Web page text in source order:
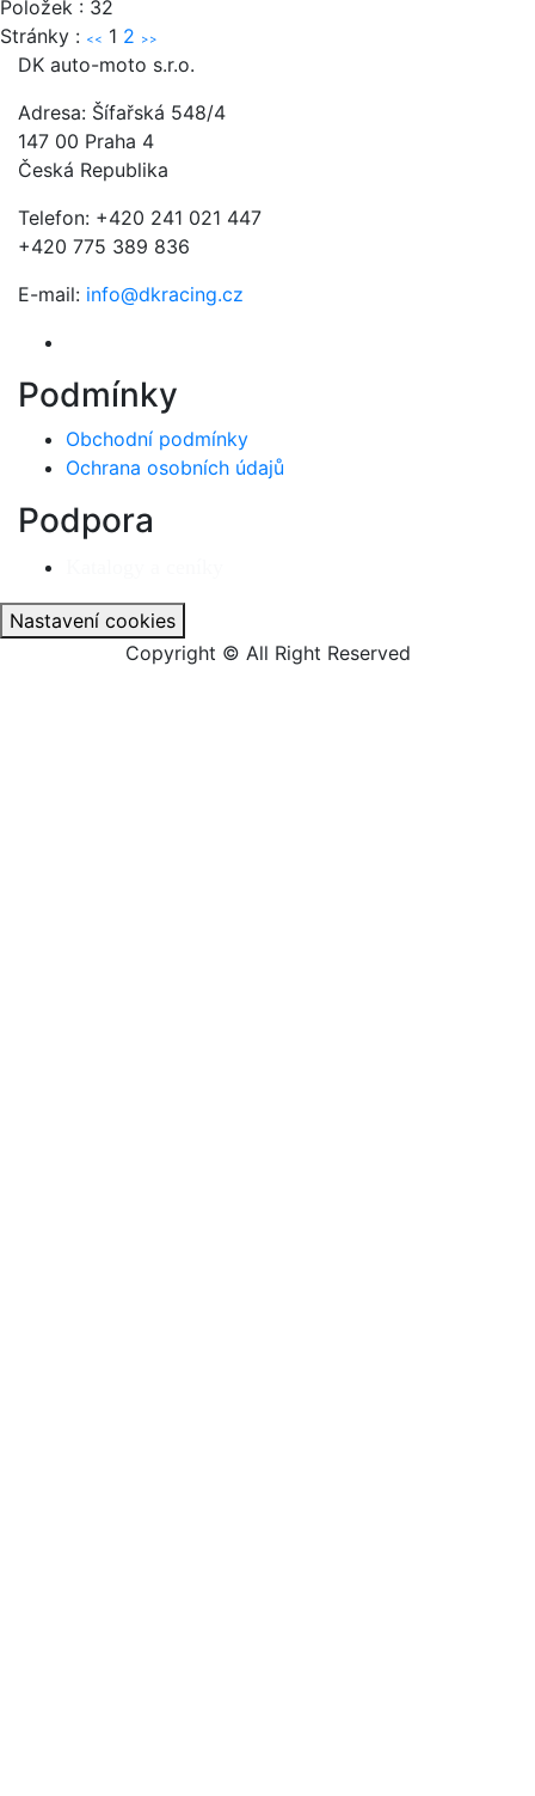
Položek : 32
Stránky : << 1 2 >>
DK auto-moto s.r.o.
Adresa: Šífařská 548/4
147 00 Praha 4
Česká Republika
Telefon: +420 241 021 447
+420 775 389 836
E-mail: info@dkracing.cz
Podmínky
Obchodní podmínky
Ochrana osobních údajů
Podpora
Nastavení cookies
Copyright © All Right Reserved